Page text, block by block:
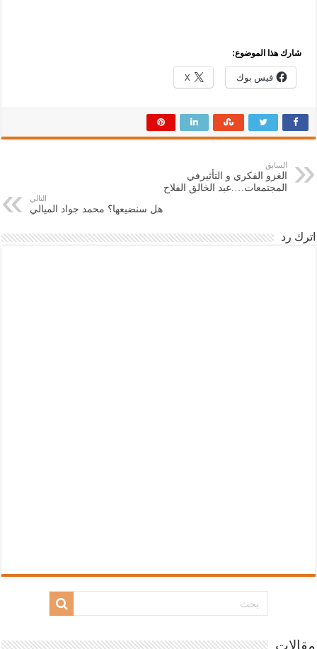
شارك هذا الموضوع:
فيس بوك X
السابق
الغزو الفكري و التأثيرفي
المجتمعات….عبد الخالق الفلاح
التالي
هل سنضيعها؟ محمد جواد الميالي
اترك رد
مقالات